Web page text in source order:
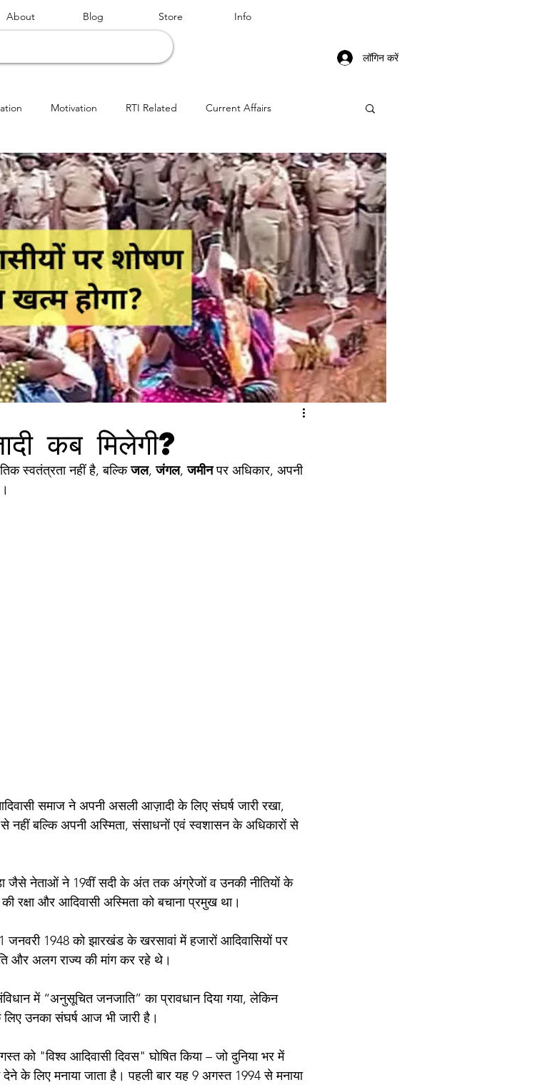
About Blog Store Info
लॉगिन करें
Motivation RTI Related Current Affairs
कब मिलेगी?
स्वतंत्रता नहीं है, बल्कि जल, जंगल, जमीन पर अधिकार, अपनी
समाज ने अपनी असली आज़ादी के लिए संघर्ष जारी रखा,
बल्कि अपनी अस्मिता, संसाधनों एवं स्वशासन के अधिकारों से
जैसे नेताओं ने 19वीं सदी के अंत तक अंग्रेजों व उनकी नीतियों के
की रक्षा और आदिवासी अस्मिता को बचाना प्रमुख था।
जनवरी 1948 को झारखंड के खरसावां में हजारों आदिवासियों पर
और अलग राज्य की मांग कर रहे थे।
में “अनुसूचित जनजाति” का प्रावधान दिया गया, लेकिन
उनका संघर्ष आज भी जारी है।
को "विश्व आदिवासी दिवस" घोषित किया – जो दुनिया भर में
के लिए मनाया जाता है। पहली बार यह 9 अगस्त 1994 से मनाया